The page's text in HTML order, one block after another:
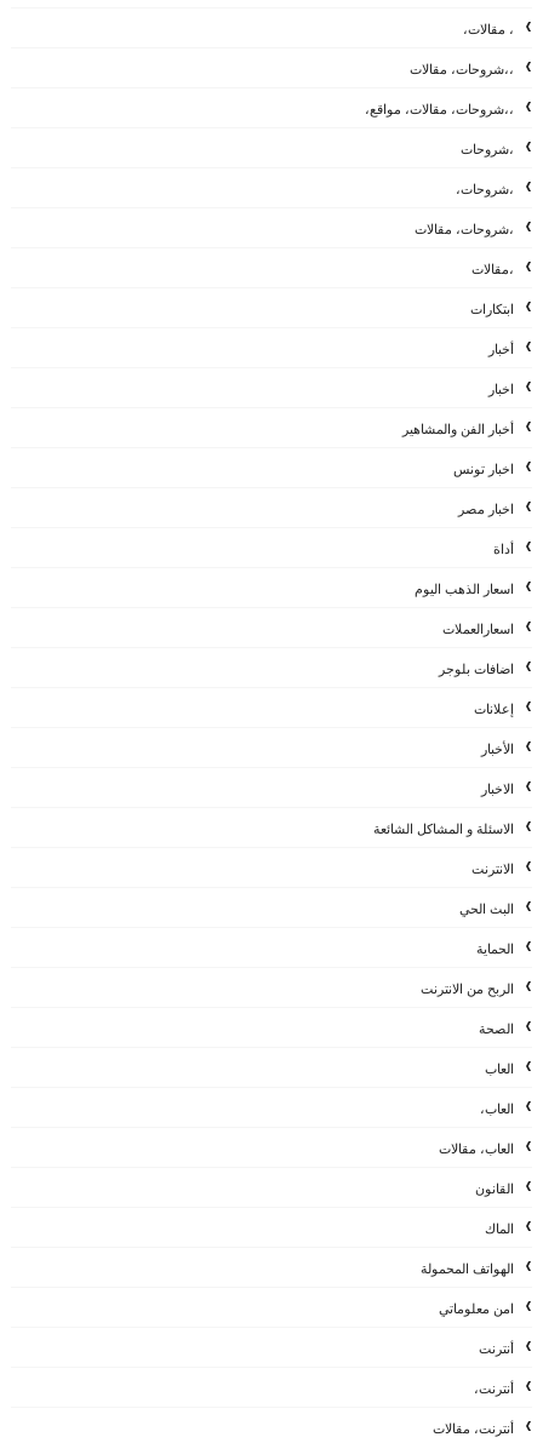
، مقالات،
،،شروحات، مقالات
،،شروحات، مقالات، مواقع،
،شروحات
،شروحات،
،شروحات، مقالات
،مقالات
ابتكارات
أخبار
اخبار
أخبار الفن والمشاهير
اخبار تونس
اخبار مصر
أداة
اسعار الذهب اليوم
اسعارالعملات
اضافات بلوجر
إعلانات
الأخبار
الاخبار
الاسئلة و المشاكل الشائعة
الانترنت
البث الحي
الحماية
الربح من الانترنت
الصحة
العاب
العاب،
العاب، مقالات
القانون
الماك
الهواتف المحمولة
امن معلوماتي
أنترنت
أنترنت،
أنترنت، مقالات